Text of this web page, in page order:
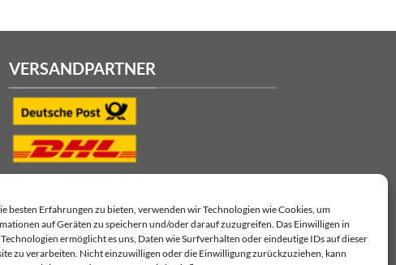
besten Erfahrungen zu bieten, verwenden wir Technologien wie Cookies, um
auf Geräten zu speichern und/oder darauf zuzugreifen. Das Einwilligen in
Technologien ermöglicht es uns, Daten wie Surfverhalten oder eindeutige IDs auf dieser
zu verarbeiten. Nicht einzuwilligen oder die Einwilligung zurückzuziehen, kann
VERSANDPARTNER